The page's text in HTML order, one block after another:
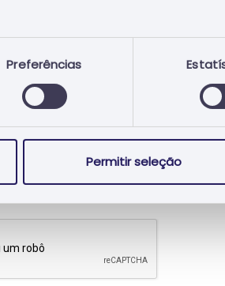
Preferências
Permitir seleção
5 MB